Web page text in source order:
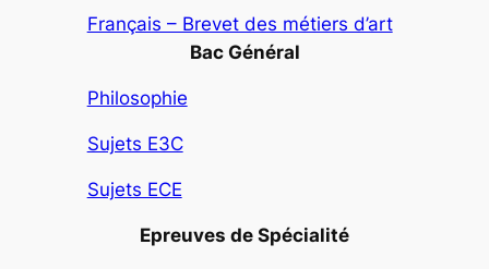
Français – Brevet des métiers d’art
Bac Général
Philosophie
Sujets E3C
Sujets ECE
Epreuves de Spécialité